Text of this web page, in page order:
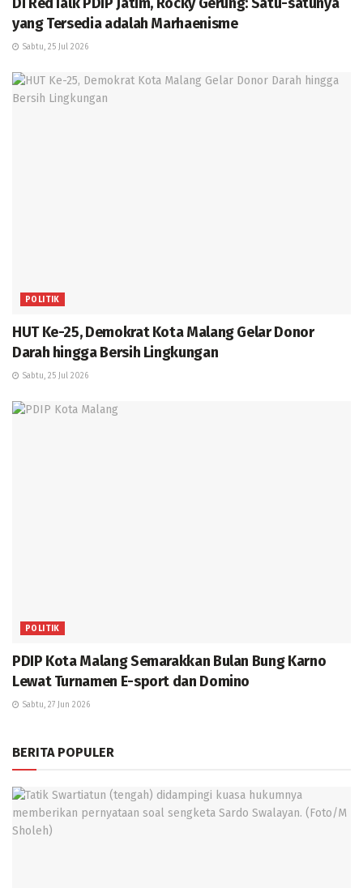
yang Tersedia adalah Marhaenisme
Sabtu, 25 Jul 2026
POLITIK
HUT Ke-25, Demokrat Kota Malang Gelar Donor
Darah hingga Bersih Lingkungan
Sabtu, 25 Jul 2026
POLITIK
PDIP Kota Malang Semarakkan Bulan Bung Karno
Lewat Turnamen E-sport dan Domino
Sabtu, 27 Jun 2026
BERITA POPULER